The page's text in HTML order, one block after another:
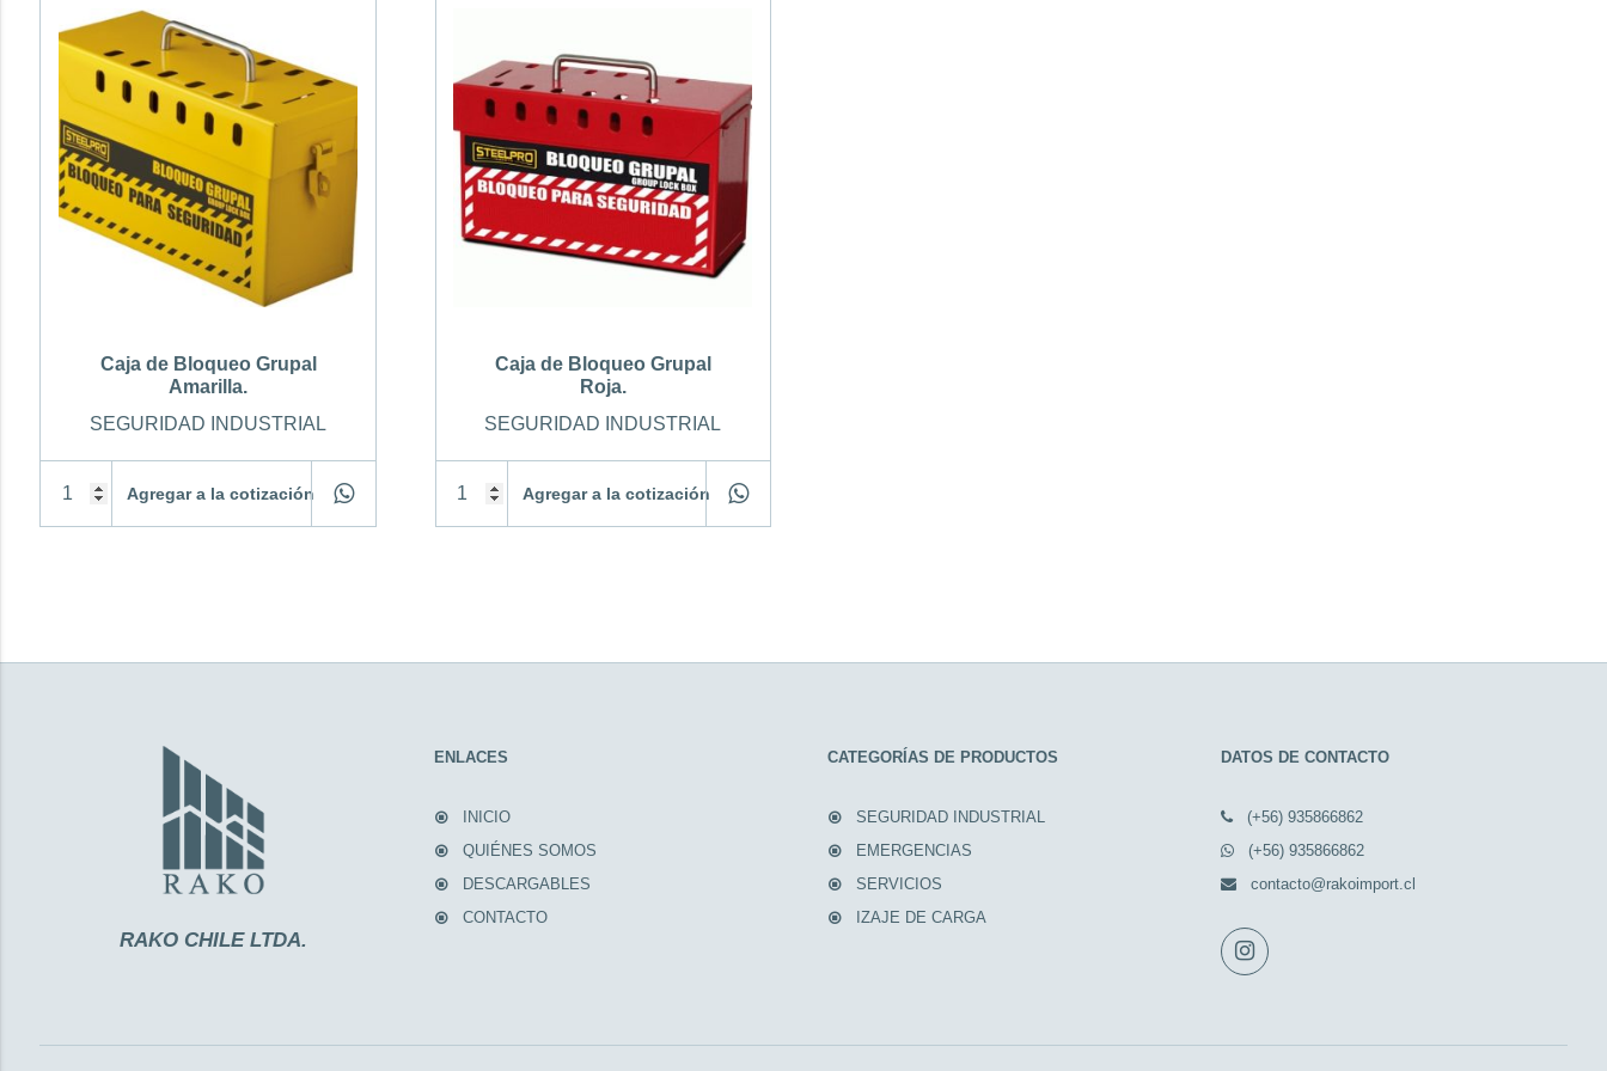
Caja de Bloqueo Grupal
Amarilla.
SEGURIDAD INDUSTRIAL
Agregar a la cotización
Caja de Bloqueo Grupal
Roja.
SEGURIDAD INDUSTRIAL
Agregar a la cotización
RAKO CHILE LTDA.
ENLACES
INICIO
QUIÉNES SOMOS
DESCARGABLES
CONTACTO
CATEGORÍAS DE PRODUCTOS
SEGURIDAD INDUSTRIAL
EMERGENCIAS
SERVICIOS
IZAJE DE CARGA
DATOS DE CONTACTO
(+56) 935866862
(+56) 935866862
contacto@rakoimport.cl